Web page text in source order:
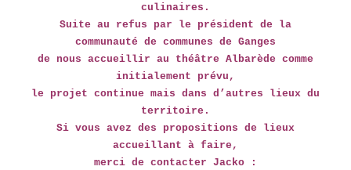
culinaires.
Suite au refus par le président de la
communauté de communes de Ganges
de nous accueillir au théâtre Albarède comme
initialement prévu,
le projet continue mais dans d’autres lieux du
territoire.
Si vous avez des propositions de lieux
accueillant à faire,
merci de contacter Jacko :